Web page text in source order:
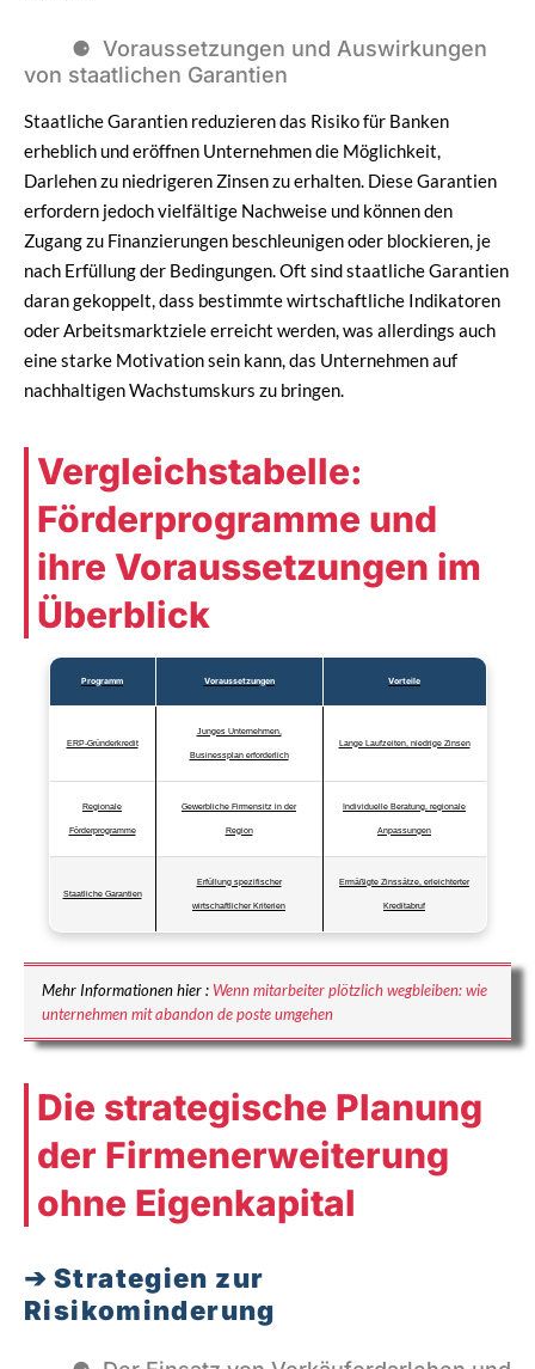
Voraussetzungen und Auswirkungen
von staatlichen Garantien
Staatliche Garantien reduzieren das Risiko für Banken
erheblich und eröffnen Unternehmen die Möglichkeit,
Darlehen zu niedrigeren Zinsen zu erhalten. Diese Garantien
erfordern jedoch vielfältige Nachweise und können den
Zugang zu Finanzierungen beschleunigen oder blockieren, je
nach Erfüllung der Bedingungen. Oft sind staatliche Garantien
daran gekoppelt, dass bestimmte wirtschaftliche Indikatoren
oder Arbeitsmarktziele erreicht werden, was allerdings auch
eine starke Motivation sein kann, das Unternehmen auf
nachhaltigen Wachstumskurs zu bringen.
Vergleichstabelle:
Förderprogramme und
ihre Voraussetzungen im
Überblick
Programm Voraussetzungen Vorteile
ERP-Gründerkredit
Junges Unternehmen,
Businessplan erforderlich
Lange Laufzeiten, niedrige Zinsen
Regionale
Förderprogramme
Gewerbliche Firmensitz in der
Region
Individuelle Beratung, regionale
Anpassungen
Staatliche Garantien
Erfüllung spezifischer
wirtschaftlicher Kriterien
Ermäßigte Zinssätze, erleichterter
Kreditabruf
Mehr Informationen hier : Wenn mitarbeiter plötzlich wegbleiben: wie
unternehmen mit abandon de poste umgehen
Die strategische Planung
der Firmenerweiterung
ohne Eigenkapital
Strategien zur
Risikominderung